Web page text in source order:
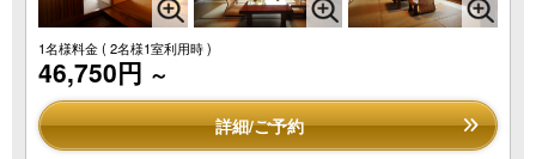
1名様料金( 2名様1室利用時 )
46,750円 ～
詳細/ご予約